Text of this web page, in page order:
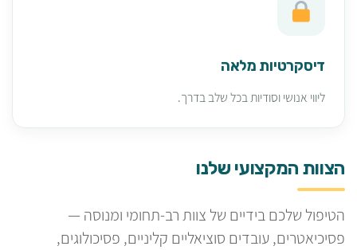
דיסקרטיות מלאה
ליווי אנושי וסודיות בכל שלב בדרך.
הצוות המקצועי שלנו
הטיפול שלכם בידיים של צוות רב-תחומי ומנוסה —
פסיכיאטרים, עובדים סוציאליים קליניים, פסיכולוגים,